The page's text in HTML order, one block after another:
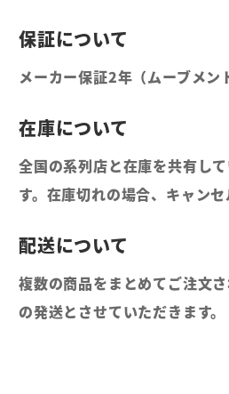
メーカー保証2年（ムーブメン
全国の系列店と在庫を共有し
す。在庫切れの場合、キャンセ
複数の商品をまとめてご注文
の発送とさせていただきます。